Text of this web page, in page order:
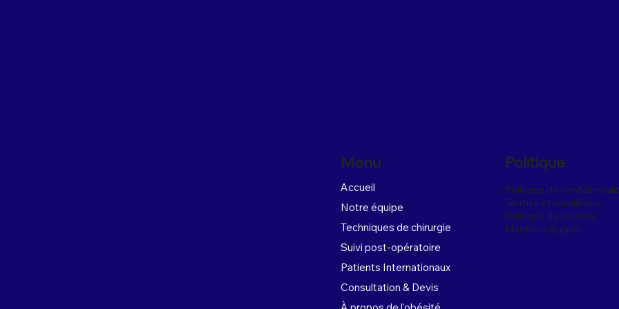
Menu
Accueil
Notre équipe
Techniques de chirurgie
Suivi post-opératoire
Patients Internationaux
Consultation & Devis
Politique
Politique de
Termes et conditions
Politique de cookies
Mentions légales